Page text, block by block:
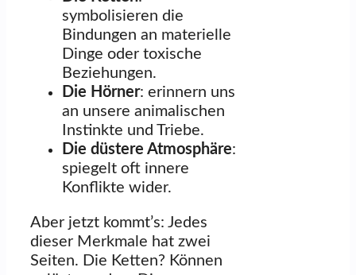
symbolisieren die
Bindungen an materielle
Dinge oder toxische
Beziehungen.
Die Hörner: erinnern uns
an unsere animalischen
Instinkte und Triebe.
Die düstere Atmosphäre:
spiegelt oft innere
Konflikte wider.
Aber jetzt kommt’s: Jedes
dieser Merkmale hat zwei
Seiten. Die Ketten? Können